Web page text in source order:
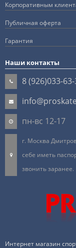
Корпоративным
Публичная оферта
Гарантия
Наши контакты
8 (926)033-
пн-вс 12-17
г. Москва
себе иметь
звонить заранее.
Интернет магазин